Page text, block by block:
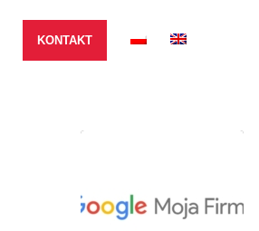
KONTAKT